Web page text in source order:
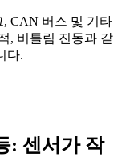
, CAN 버스 및 기타
, 비틀림 진동과 같
다.
: 센서가 작